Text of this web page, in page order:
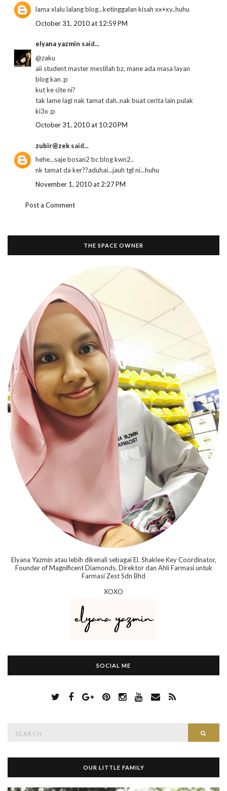
lama xlalu lalang blog...ketinggalan kisah xx+xy..huhu
October 31, 2010 at 12:59 PM
elyana yazmin said...
@zaku
aii student master mestilah bz, mane ada masa layan
blog kan ;p
kut ke cite ni?
tak lame lagi nak tamat dah..nak buat cerita lain pulak
ki3x ;p
October 31, 2010 at 10:20 PM
zubir@zek said...
hehe...saje bosan2 bc blog kwn2..
nk tamat da ker??aduhai...jauh tgl ni...huhu
November 1, 2010 at 2:27 PM
Post a Comment
THE SPACE OWNER
Elyana Yazmin atau lebih dikenali sebagai El. Shaklee Key Coordinator,
Founder of Magnificent Diamonds. Direktor dan Ahli Farmasi untuk
Farmasi Zest Sdn Bhd
XOXO
SOCIAL ME
c
f
OUR LITTLE FAMILY